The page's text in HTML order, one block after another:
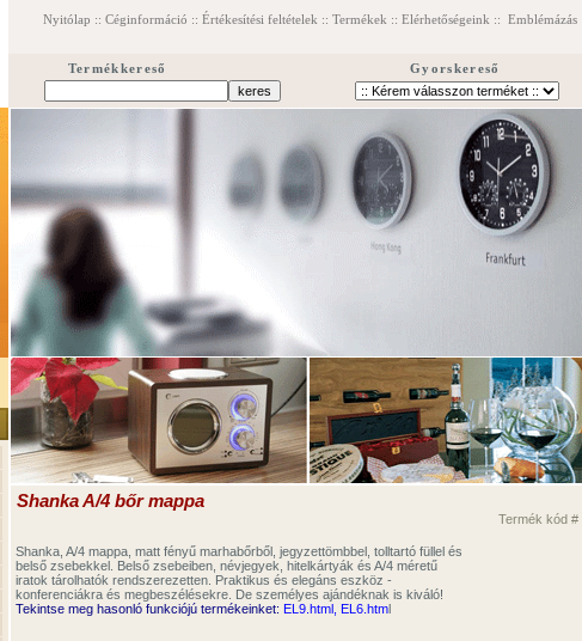
Nyitólap :: Céginformáció :: Értékesítési feltételek :: Termékek :: Elérhetőségeink :: Emblémázás
Termékkereső Gyorskereső
Shanka A/4 bőr mappa
Termék kód #
Shanka, A/4 mappa, matt fényű marhabőrből, jegyzettömbbel, tolltartó füllel és
belső zsebekkel. Belső zsebeiben, névjegyek, hitelkártyák és A/4 méretű
iratok tárolhatók rendszerezetten. Praktikus és elegáns eszköz -
konferenciákra és megbeszélésekre. De személyes ajándéknak is kiváló!
Tekintse meg hasonló funkciójú termékeinket: EL9.html, EL6.html